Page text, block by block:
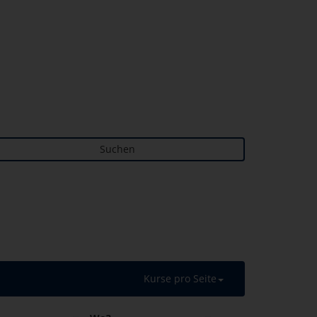
Suchen
Kurse pro Seite